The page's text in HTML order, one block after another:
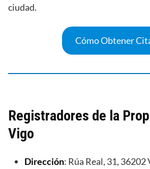
ciudad.
Cómo Obtener
Registradores de la
Vigo
Dirección: Rúa Real, 31,